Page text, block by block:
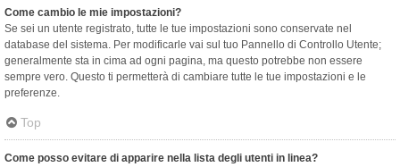
Come cambio le mie impostazioni?
Se sei un utente registrato, tutte le tue impostazioni sono conservate nel
database del sistema. Per modificarle vai sul tuo Pannello di Controllo Utente;
generalmente sta in cima ad ogni pagina, ma questo potrebbe non essere
sempre vero. Questo ti permetterà di cambiare tutte le tue impostazioni e le
preferenze.
Top
Come posso evitare di apparire nella lista degli utenti in linea?